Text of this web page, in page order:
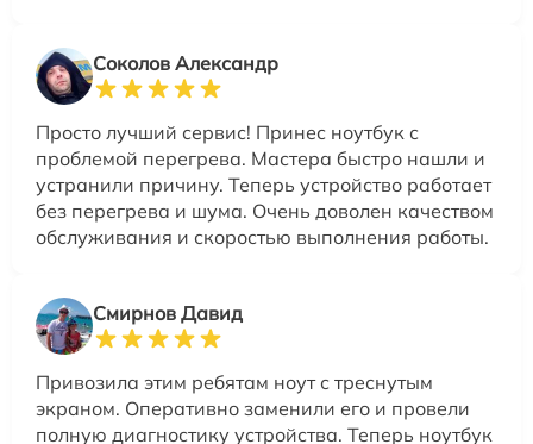
Соколов Александр
Просто лучший сервис! Принес ноутбук с
проблемой перегрева. Мастера быстро нашли и
устранили причину. Теперь устройство работает
без перегрева и шума. Очень доволен качеством
обслуживания и скоростью выполнения работы.
Смирнов Давид
Привозила этим ребятам ноут с треснутым
экраном. Оперативно заменили его и провели
полную диагностику устройства. Теперь ноутбук